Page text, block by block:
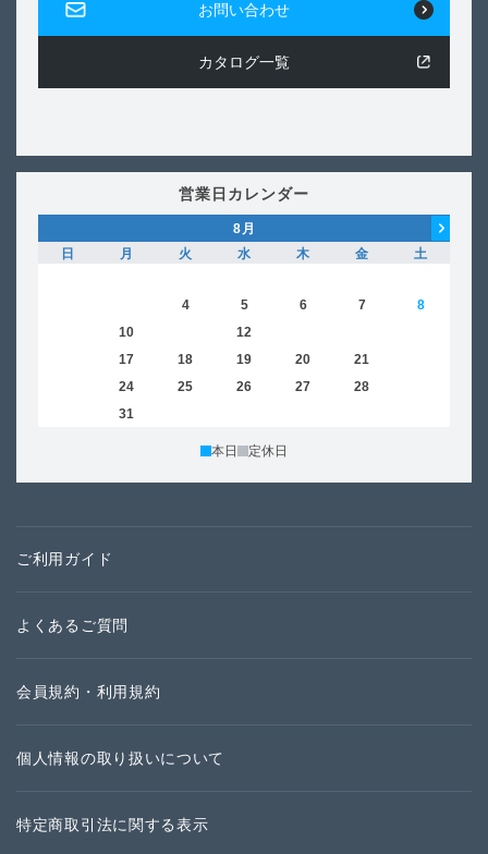
お問い合わせ
カタログ一覧
営業日カレンダー
8月
日
月 火 水 木 金
土
4 5 6 7
8
10 12
17 18 19 20 21
24 25 26 27 28
31
本日 定休日
ご利用ガイド
よくあるご質問
会員規約・利用規約
個人情報の取り扱いについて
特定商取引法に関する表示